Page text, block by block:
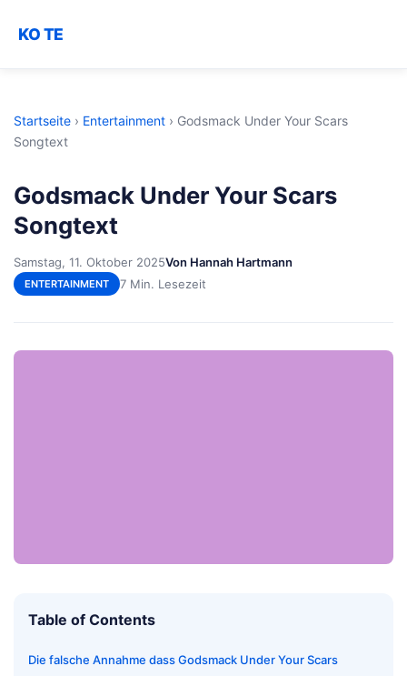
KO TE
Startseite › Entertainment › Godsmack Under Your Scars
Songtext
Godsmack Under Your Scars
Songtext
Samstag, 11. Oktober 2025Von Hannah Hartmann
ENTERTAINMENT 7 Min. Lesezeit
Table of Contents
Die falsche Annahme dass Godsmack Under Your Scars